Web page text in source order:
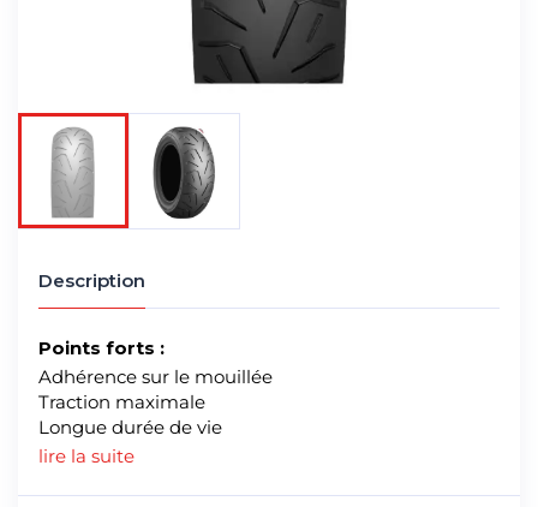
Description
Points forts :
Adhérence sur le mouillée
Traction maximale
Longue durée de vie
lire la suite